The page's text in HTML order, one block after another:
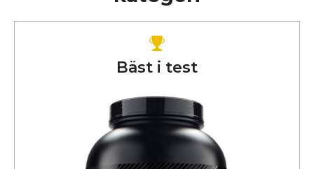
Bäst i test